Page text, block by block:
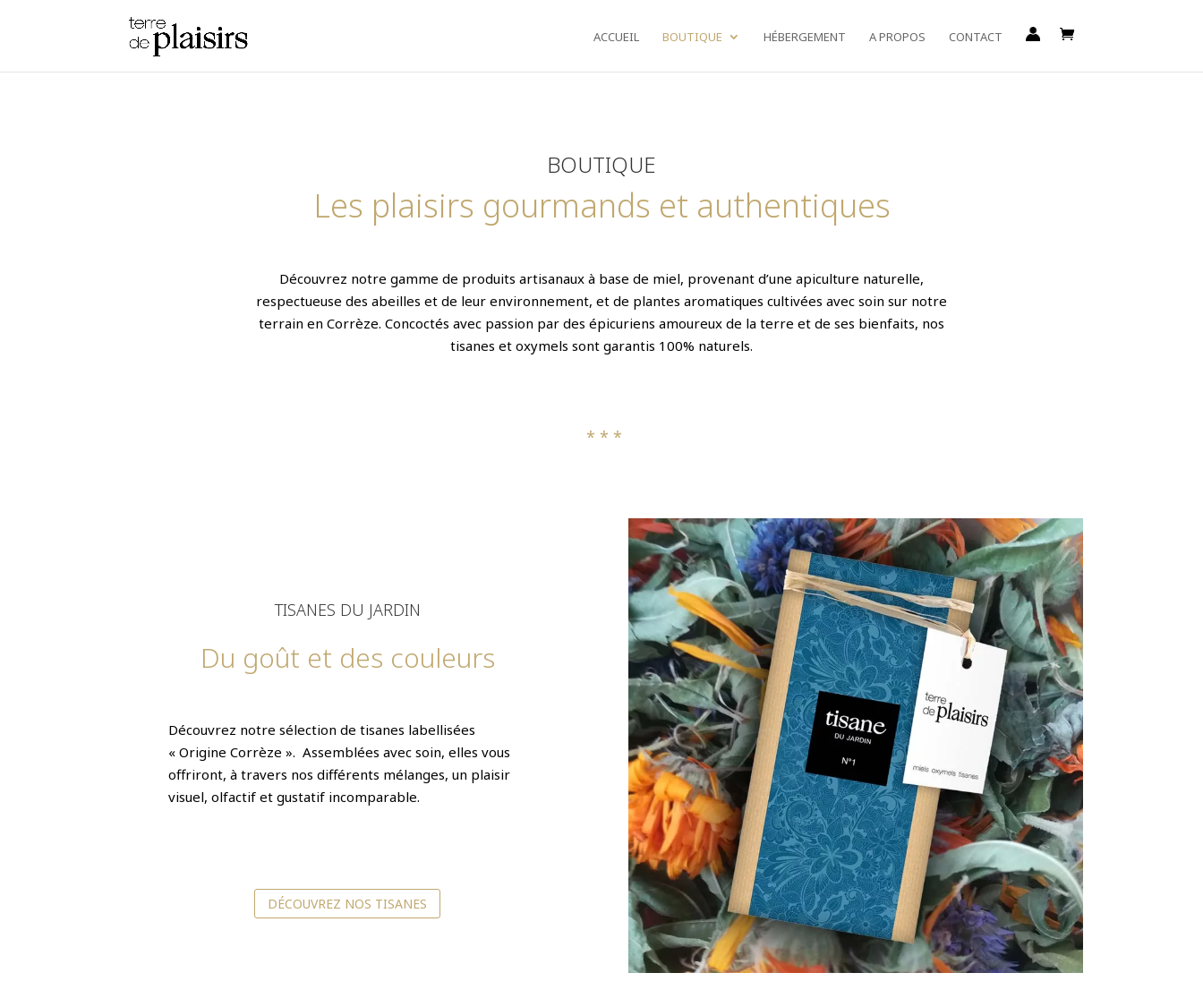
ACCUEIL BOUTIQUE HÉBERGEMENT A PROPOS CONTACT
BOUTIQUE
Les plaisirs gourmands et authentiques
Découvrez notre gamme de produits artisanaux à base de miel, provenant d’une apiculture naturelle,
respectueuse des abeilles et de leur environnement, et de plantes aromatiques cultivées avec soin sur notre
terrain en Corrèze. Concoctés avec passion par des épicuriens amoureux de la terre et de ses bienfaits, nos
tisanes et oxymels sont garantis 100% naturels.
* * *
TISANES DU JARDIN
Du goût et des couleurs
Découvrez notre sélection de tisanes labellisées
« Origine Corrèze ». Assemblées avec soin, elles vous
offriront, à travers nos différents mélanges, un plaisir
visuel, olfactif et gustatif incomparable.
DÉCOUVREZ NOS TISANES